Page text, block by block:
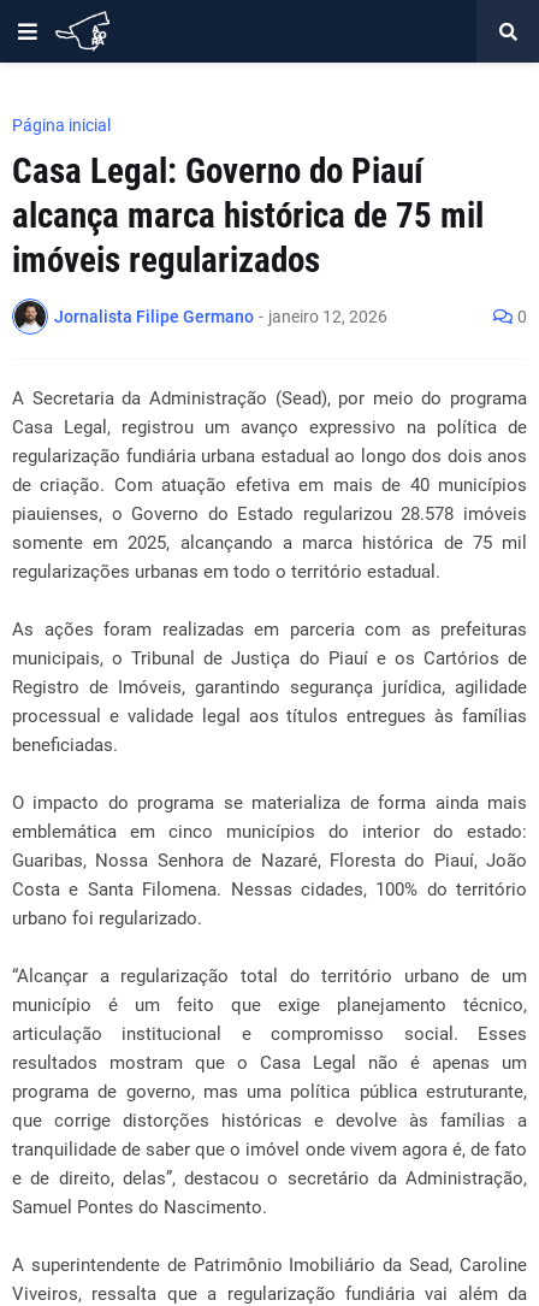
Página inicial
Casa Legal: Governo do Piauí
alcança marca histórica de 75 mil
imóveis regularizados
Jornalista Filipe Germano - janeiro 12, 2026 0
A Secretaria da Administração (Sead), por meio do programa
Casa Legal, registrou um avanço expressivo na política de
regularização fundiária urbana estadual ao longo dos dois anos
de criação. Com atuação efetiva em mais de 40 municípios
piauienses, o Governo do Estado regularizou 28.578 imóveis
somente em 2025, alcançando a marca histórica de 75 mil
regularizações urbanas em todo o território estadual.
As ações foram realizadas em parceria com as prefeituras
municipais, o Tribunal de Justiça do Piauí e os Cartórios de
Registro de Imóveis, garantindo segurança jurídica, agilidade
processual e validade legal aos títulos entregues às famílias
beneficiadas.
O impacto do programa se materializa de forma ainda mais
emblemática em cinco municípios do interior do estado:
Guaribas, Nossa Senhora de Nazaré, Floresta do Piauí, João
Costa e Santa Filomena. Nessas cidades, 100% do território
urbano foi regularizado.
“Alcançar a regularização total do território urbano de um
município é um feito que exige planejamento técnico,
articulação institucional e compromisso social. Esses
resultados mostram que o Casa Legal não é apenas um
programa de governo, mas uma política pública estruturante,
que corrige distorções históricas e devolve às famílias a
tranquilidade de saber que o imóvel onde vivem agora é, de fato
e de direito, delas”, destacou o secretário da Administração,
Samuel Pontes do Nascimento.
A superintendente de Patrimônio Imobiliário da Sead, Caroline
Viveiros, ressalta que a regularização fundiária vai além da